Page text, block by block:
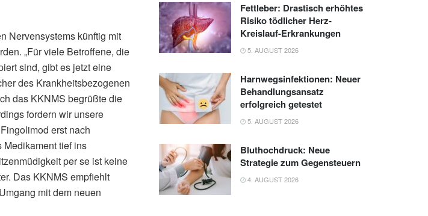
Nervensystems künftig mit
„Für viele Betroffene, die
sind, gibt es jetzt eine
des Krankheitsbezogenen
das KKNMS begrüßte die
fordern wir unsere
erst nach
tief ins
per se ist keine
Das KKNMS empfiehlt
mit dem neuen
Fettleber: Drastisch erhöhtes
Risiko tödlicher Herz-
Kreislauf-Erkrankungen
5. AUGUST 2026
Harnwegsinfektionen: Neuer
Behandlungsansatz
erfolgreich getestet
5. AUGUST 2026
Bluthochdruck: Neue
Strategie zum Gegensteuern
4. AUGUST 2026